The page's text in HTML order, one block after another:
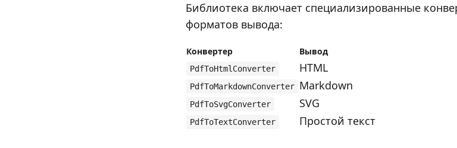
Библиотека включает специализированные
форматов вывода:
Конвертер Вывод
PdfToHtmlConverter HTML
PdfToMarkdownConverter Markdown
PdfToSvgConverter SVG
PdfToTextConverter Простой текст